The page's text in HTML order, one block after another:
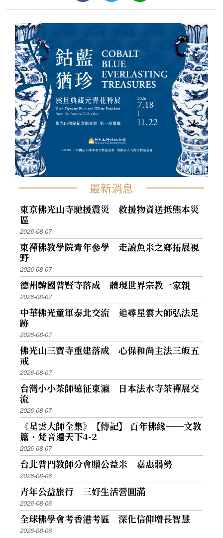
最新消息
東京佛光山寺馳援震災 救援物資送抵熊本災
區
2026-08-07
東禪佛教學院青年參學 走讀魚米之鄉拓展視
野
2026-08-07
德州韓國普賢寺落成 體現世界宗教一家親
2026-08-07
中華佛光童軍泰北交流 追尋星雲大師弘法足
跡
2026-08-07
佛光山三寶寺重建落成 心保和尚主法三皈五
戒
2026-08-07
台灣小小茶師遠征東瀛 日本法水寺茶禪展交
流
2026-08-07
《星雲大師全集》【傳記】 百年佛緣──文教
篇．梵音遍天下4-2
2026-08-07
台北普門教師分會贈公益米 嘉惠弱勢
2026-08-06
青年公益旅行 三好生活營圓滿
2026-08-06
全球佛學會考香港考區 深化信仰增長智慧
2026-08-06